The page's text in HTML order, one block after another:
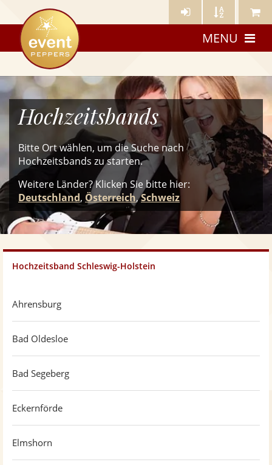
Künstler- Künstler Meine
eventpeppers
MENU
Hochzeitsbands
Bitte Ort wählen, um die Suche nach
Hochzeitsbands zu starten.
Weitere Länder? Klicken Siebitte hier:
Deutschland, Österreich,Schweiz
Hochzeitsband Schleswig-Holstein
Ahrensburg
Bad Oldesloe
Bad Segeberg
Eckernförde
Elmshorn